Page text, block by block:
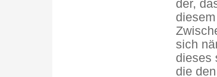
der,
sich
dieses
die